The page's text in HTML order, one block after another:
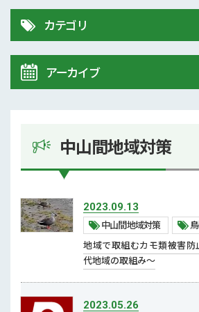
中山間地域対策
2023.09.13
中山間地域対策
地域で取組むカモ類被害防
代地域の取組み～
2023.05.26
カテゴリ
ALL
農業研究センター
その他
中山間地域対策
むらづくり
鳥獣害
担い手対策
新規就農者
アーカイブ
2025年 (6)
2023年 (6)
2022年 (8)
2021年 (13)